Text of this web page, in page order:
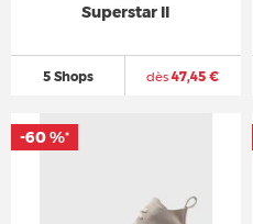
Superstar II
5 Shops dès 47,45 €
-60 %*